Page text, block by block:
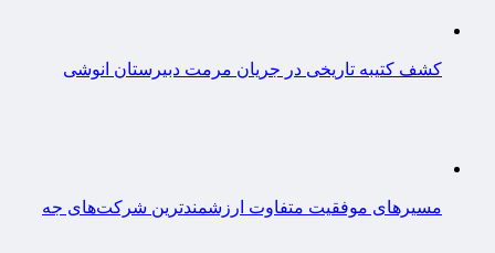
کشف کتیبه تاریخی در جریان مرمت دبیرستان انوشی
مسیرهای موفقیت متفاوت ارزشمندترین شرکت‌های جه